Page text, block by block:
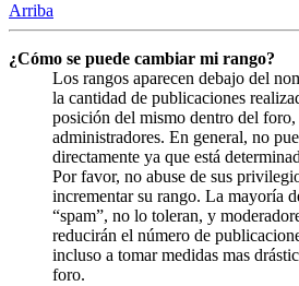
Arriba
¿Cómo se puede cambiar mi rango?
Los rangos aparecen debajo del
la cantidad de publicaciones
posición del mismo dentro del
administradores. En general, no
directamente ya que está
Por favor, no abuse de sus
incrementar su rango. La mayoría
“spam”, no lo toleran, y
reducirán el número de
incluso a tomar medidas mas
foro.